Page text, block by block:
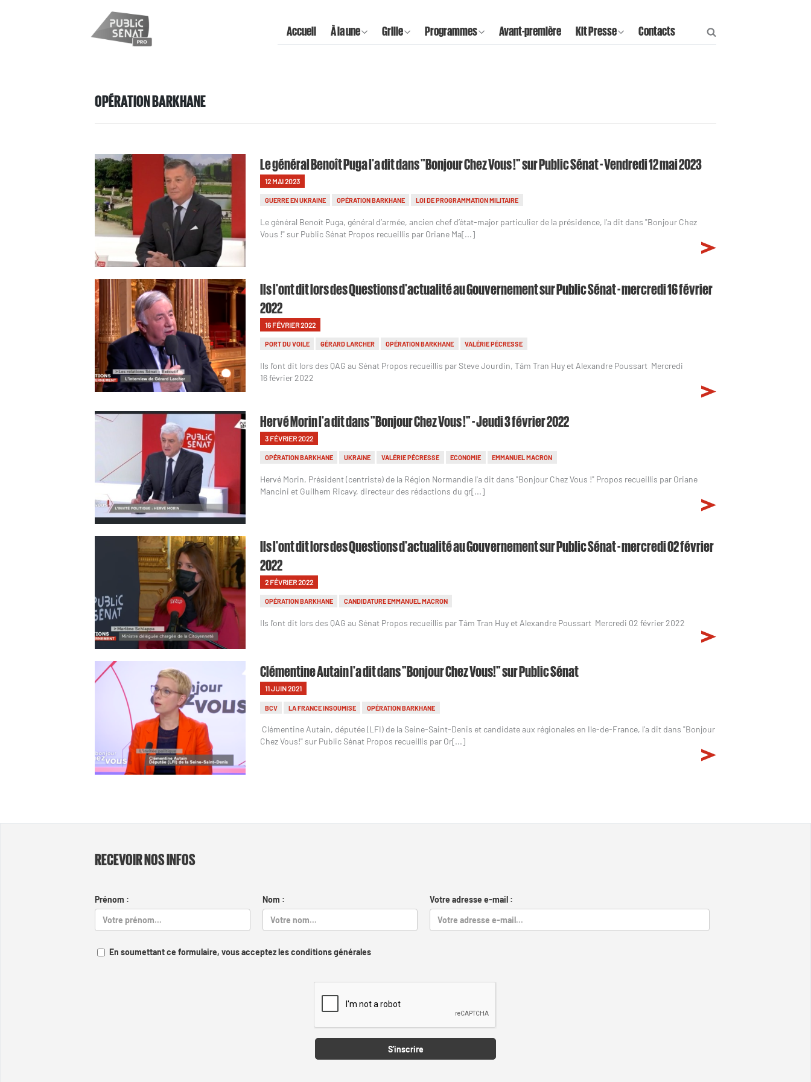
Accueil À la une Grille Programmes Avant-première Kit Presse Contacts
OPÉRATION BARKHANE
Le général Benoît Puga l'a dit dans "Bonjour Chez Vous !" sur Public Sénat - Vendredi 12 mai 2023
12 MAI 2023
GUERRE EN UKRAINE OPÉRATION BARKHANE LOI DE PROGRAMMATION MILITAIRE
Le général Benoît Puga, général d’armée, ancien chef d’état-major particulier de la présidence, l'a dit dans "Bonjour Chez
Vous !" sur Public Sénat Propos recueillis par Oriane Ma[...]
Ils l'ont dit lors des Questions d'actualité au Gouvernement sur Public Sénat - mercredi 16 février
2022
16 FÉVRIER 2022
PORT DU VOILE GÉRARD LARCHER OPÉRATION BARKHANE VALÉRIE PÉCRESSE
Ils l'ont dit lors des QAG au Sénat Propos recueillis par Steve Jourdin, Tâm Tran Huy et Alexandre Poussart Mercredi
16 février 2022
Hervé Morin l'a dit dans "Bonjour Chez Vous !" - Jeudi 3 février 2022
3 FÉVRIER 2022
OPÉRATION BARKHANE UKRAINE VALÉRIE PÉCRESSE ECONOMIE EMMANUEL MACRON
Hervé Morin, Président (centriste) de la Région Normandie l'a dit dans "Bonjour Chez Vous !" Propos recueillis par Oriane
Mancini et Guilhem Ricavy, directeur des rédactions du gr[...]
Ils l'ont dit lors des Questions d'actualité au Gouvernement sur Public Sénat - mercredi 02 février
2022
2 FÉVRIER 2022
OPÉRATION BARKHANE CANDIDATURE EMMANUEL MACRON
Ils l'ont dit lors des QAG au Sénat Propos recueillis par Tâm Tran Huy et Alexandre Poussart Mercredi 02 février 2022
Clémentine Autain l'a dit dans "Bonjour Chez Vous!" sur Public Sénat
11 JUIN 2021
BCV LA FRANCE INSOUMISE OPÉRATION BARKHANE
Clémentine Autain, députée (LFI) de la Seine-Saint-Denis et candidate aux régionales en Ile-de-France, l'a dit dans "Bonjour
Chez Vous!" sur Public Sénat Propos recueillis par Or[...]
RECEVOIR NOS INFOS
Prénom : Nom : Votre adresse e-mail :
En soumettant ce formulaire, vous acceptez les conditions générales
S'inscrire